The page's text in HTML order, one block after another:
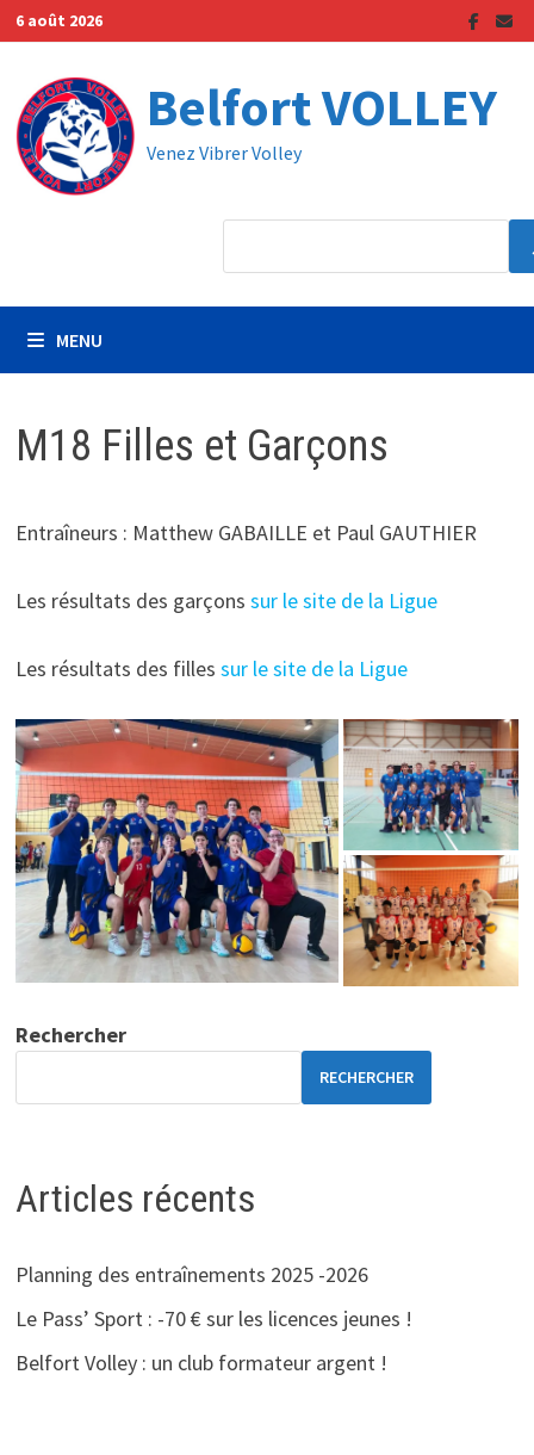
Passer
au
contenu
6 août 2026
Belfort VOLLEY
Venez Vibrer Volley
MENU
M18 Filles et Garçons
Entraîneurs : Matthew GABAILLE et Paul GAUTHIER
Les résultats des garçons sur le site de la Ligue
Les résultats des filles sur le site de la Ligue
Rechercher
RECHERCHER
Articles récents
Planning des entraînements 2025 -2026
Le Pass’ Sport : -70 € sur les licences jeunes !
Belfort Volley : un club formateur argent !